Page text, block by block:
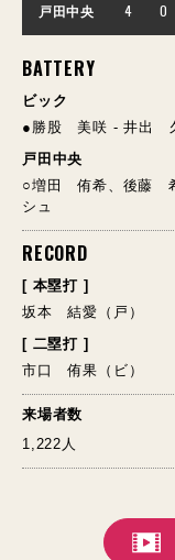
戸田中央 4 0
BATTERY
ビック
●勝股 美咲 - 井出
戸田中央
○増田 侑希、後藤
シュ
RECORD
[ 本塁打 ]
坂本 結愛（戸）
[ 二塁打 ]
市口 侑果（ビ）
来場者数
1,222人